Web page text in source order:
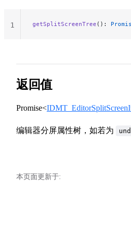
getSplitScreenTree ():
1
返回值
Promise<
编辑器分屏属性树，如若为
本页面更新于: